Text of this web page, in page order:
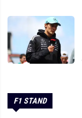
F1 STAND